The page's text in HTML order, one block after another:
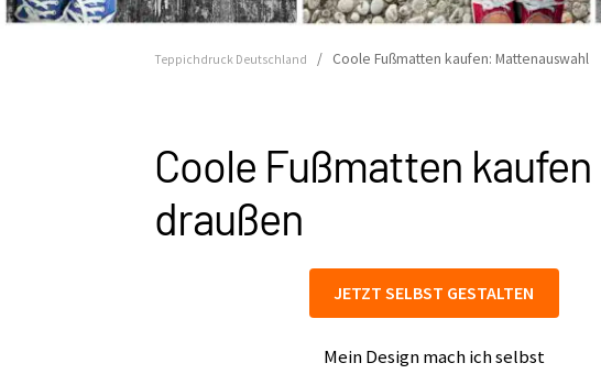
Teppichdruck Deutschland / Coole Fußmatten kaufen: Mattenauswahl
Coole Fußmatten
draußen
JETZT SELBST GESTALTEN
Mein Design mach ich selbst